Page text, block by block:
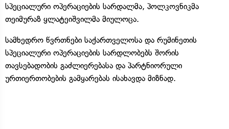
სპეციალური ოპერაციების სარდალმა, პოლკოვნიკმა
თეიმურაზ ყლატეიშვილმა მიულოცა.
სამხედრო წვრთნები საქართველოსა და რუმინეთის
სპეციალური ოპერაციების სარდლობებს შორის
თავსებადობის გაძლიერებასა და პარტნიორული
ურთიერთობების გამყარებას ისახავდა მიზნად.